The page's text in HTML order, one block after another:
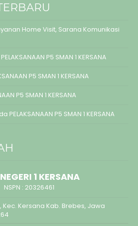
Home Visit, Sarana Komunikasi
PELAKSANAAN P5 SMAN 1 KERSANA
P5 SMAN 1 KERSANA
P5 SMAN 1 KERSANA
PELAKSANAAN P5 SMAN 1 KERSANA
1 KERSANA
NSPN : 20326461
Kec. Kersana Kab. Brebes, Jawa